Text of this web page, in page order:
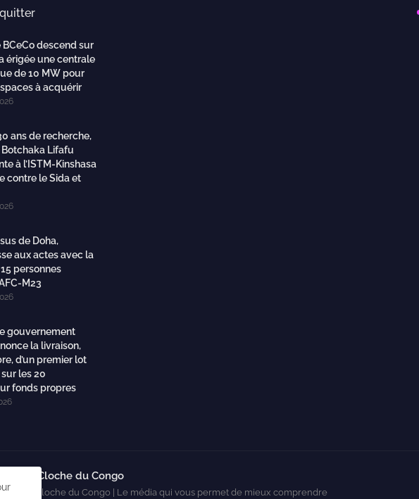
BCeCo descend sur
érigée une centrale
de 10 MW pour
à acquérir
ans de recherche,
Lifafu
à l’ISTM-Kinshasa
contre le Sida et
de Doha,
aux actes avec la
personnes
M23
gouvernement
la livraison,
d’un premier lot
les 20
fonds propres
La Cloche du Congo
La Cloche du Congo | Le média qui vous permet de mieux comprendre